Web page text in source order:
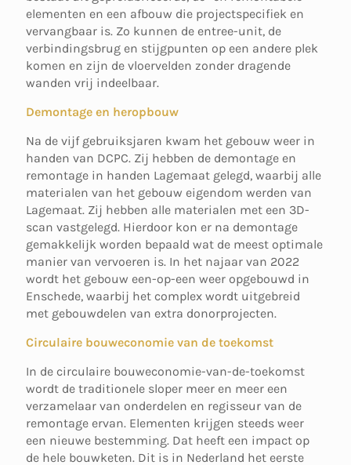
elementen en een afbouw die projectspecifiek en
vervangbaar is. Zo kunnen de entree-unit, de
verbindingsbrug en stijgpunten op een andere plek
komen en zijn de vloervelden zonder dragende
wanden vrij indeelbaar.
Demontage en heropbouw
Na de vijf gebruiksjaren kwam het gebouw weer in
handen van DCPC. Zij hebben de demontage en
remontage in handen Lagemaat gelegd, waarbij alle
materialen van het gebouw eigendom werden van
Lagemaat. Zij hebben alle materialen met een 3D-
scan vastgelegd. Hierdoor kon er na demontage
gemakkelijk worden bepaald wat de meest optimale
manier van vervoeren is. In het najaar van 2022
wordt het gebouw een-op-een weer opgebouwd in
Enschede, waarbij het complex wordt uitgebreid
met gebouwdelen van extra donorprojecten.
Circulaire bouweconomie van de toekomst
In de circulaire bouweconomie-van-de-toekomst
wordt de traditionele sloper meer en meer een
verzamelaar van onderdelen en regisseur van de
remontage ervan. Elementen krijgen steeds weer
een nieuwe bestemming. Dat heeft een impact op
de hele bouwketen. Dit is in Nederland het eerste